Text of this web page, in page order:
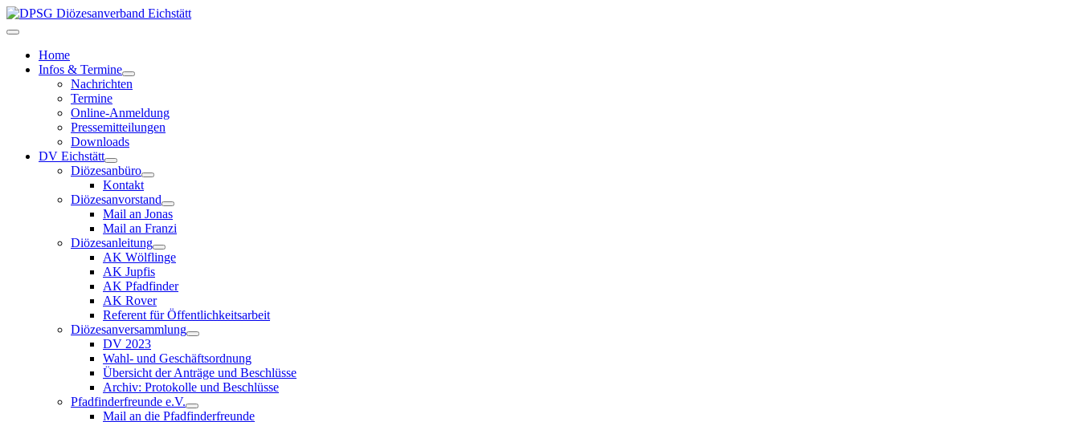
Home
Infos & Termine
Nachrichten
Termine
Online-Anmeldung
Pressemitteilungen
Downloads
DV Eichstätt
Diözesanbüro
Kontakt
Diözesanvorstand
Mail an Jonas
Mail an Franzi
Diözesanleitung
AK Wölflinge
AK Jupfis
AK Pfadfinder
AK Rover
Referent für Öffentlichkeitsarbeit
Diözesanversammlung
DV 2023
Wahl- und Geschäftsordnung
Übersicht der Anträge und Beschlüsse
Archiv: Protokolle und Beschlüsse
Pfadfinderfreunde e.V.
Mail an die Pfadfinderfreunde